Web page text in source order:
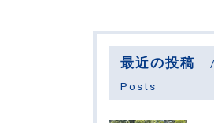
最近の投稿
Posts